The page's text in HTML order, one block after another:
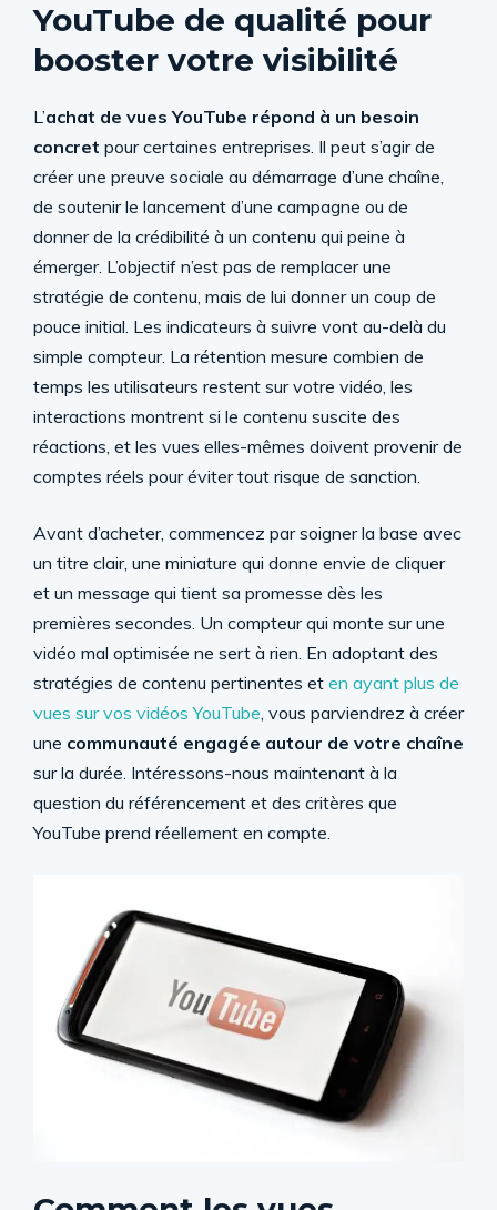
YouTube de qualité pour
booster votre visibilité
L’achat de vues YouTube répond à un besoin
concret pour certaines entreprises. Il peut s’agir de
créer une preuve sociale au démarrage d’une chaîne,
de soutenir le lancement d’une campagne ou de
donner de la crédibilité à un contenu qui peine à
émerger. L’objectif n’est pas de remplacer une
stratégie de contenu, mais de lui donner un coup de
pouce initial. Les indicateurs à suivre vont au-delà du
simple compteur. La rétention mesure combien de
temps les utilisateurs restent sur votre vidéo, les
interactions montrent si le contenu suscite des
réactions, et les vues elles-mêmes doivent provenir de
comptes réels pour éviter tout risque de sanction.
Avant d’acheter, commencez par soigner la base avec
un titre clair, une miniature qui donne envie de cliquer
et un message qui tient sa promesse dès les
premières secondes. Un compteur qui monte sur une
vidéo mal optimisée ne sert à rien. En adoptant des
stratégies de contenu pertinentes et en ayant plus de
vues sur vos vidéos YouTube, vous parviendrez à créer
une communauté engagée autour de votre chaîne
sur la durée. Intéressons-nous maintenant à la
question du référencement et des critères que
YouTube prend réellement en compte.